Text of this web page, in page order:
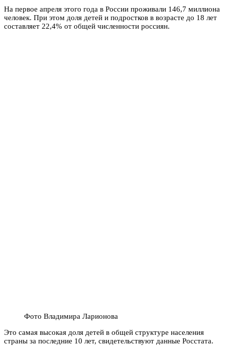
На первое апреля этого года в России проживали 146,7 миллиона
человек. При этом доля детей и подростков в возрасте до 18 лет
составляет 22,4% от общей численности россиян.
Фото Владимира Ларионова
Это самая высокая доля детей в общей структуре населения
страны за последние 10 лет, свидетельствуют данные Росстата.